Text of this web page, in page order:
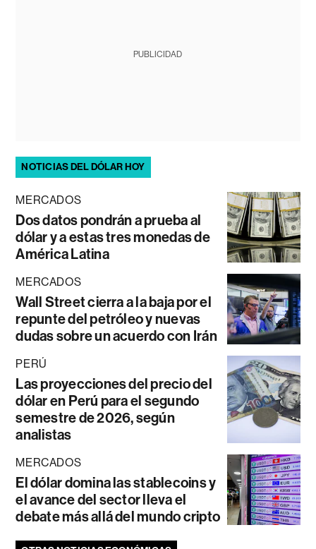
PUBLICIDAD
NOTICIAS DEL DÓLAR HOY
MERCADOS
Dos datos pondrán a prueba al
dólar y a estas tres monedas de
América Latina
MERCADOS
Wall Street cierra a la baja por el
repunte del petróleo y nuevas
dudas sobre un acuerdo con Irán
PERÚ
Las proyecciones del precio del
dólar en Perú para el segundo
semestre de 2026, según
analistas
MERCADOS
El dólar domina las stablecoins y
el avance del sector lleva el
debate más allá del mundo cripto